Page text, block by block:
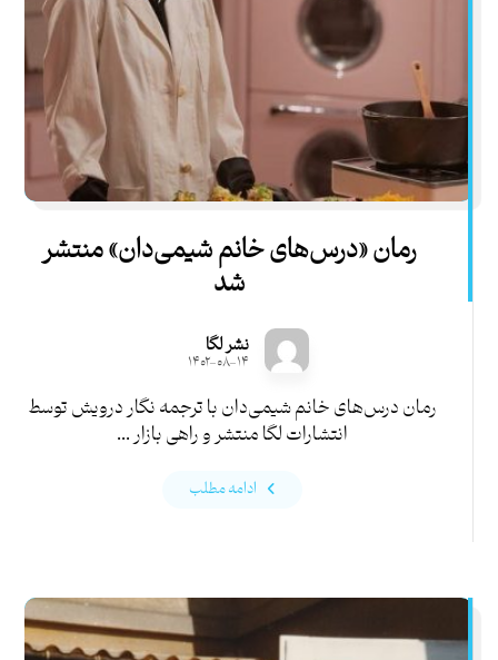
رمان «درس‌های خانم شیمی‌دان» منتشر
شد
نشر لگا
۱۴۰۲-۰۸-۱۴
رمان درس‌های خانم شیمی‌دان با ترجمه نگار درویش توسط
انتشارات لگا منتشر و راهی بازار ...
ادامه مطلب